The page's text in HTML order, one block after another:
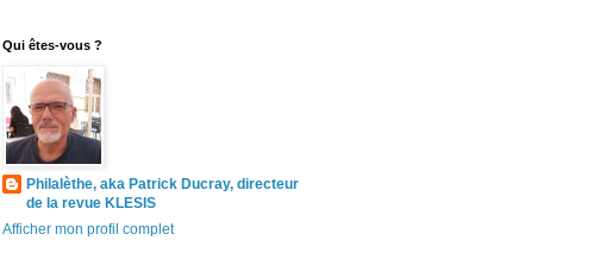
Qui êtes-vous ?
Philalèthe, aka Patrick Ducray, directeur
de la revue KLESIS
Afficher mon profil complet